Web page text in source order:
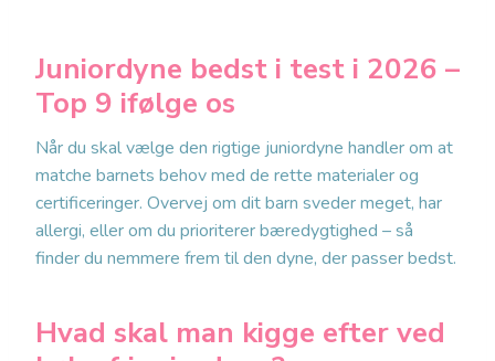
Juniordyne bedst i test i 2026 –
Top 9 ifølge os
Når du skal vælge den rigtige juniordyne handler om at
matche barnets behov med de rette materialer og
certificeringer. Overvej om dit barn sveder meget, har
allergi, eller om du prioriterer bæredygtighed – så
finder du nemmere frem til den dyne, der passer bedst.
Hvad skal man kigge efter ved